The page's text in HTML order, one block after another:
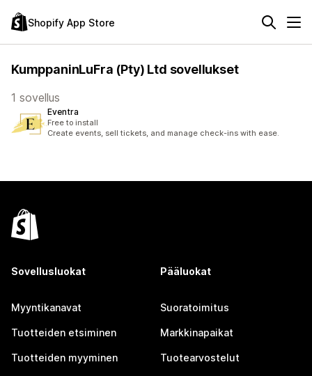
Shopify App Store
KumppaninLuFra (Pty) Ltd sovellukset
1 sovellus
Eventra
Free to install
Create events, sell tickets, and manage check-ins with ease.
Sovellusluokat
Myyntikanavat
Tuotteiden etsiminen
Tuotteiden myyminen
Pääluokat
Suoratoimitus
Markkinapaikat
Tuotearvostelut